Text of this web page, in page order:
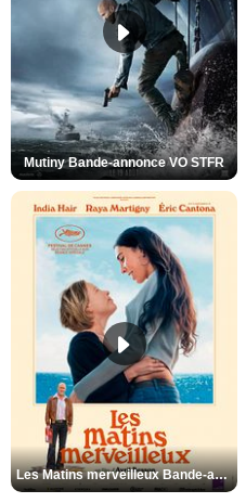
Mutiny Bande-annonce VO STFR
Les Matins merveilleux Bande-annonce VF